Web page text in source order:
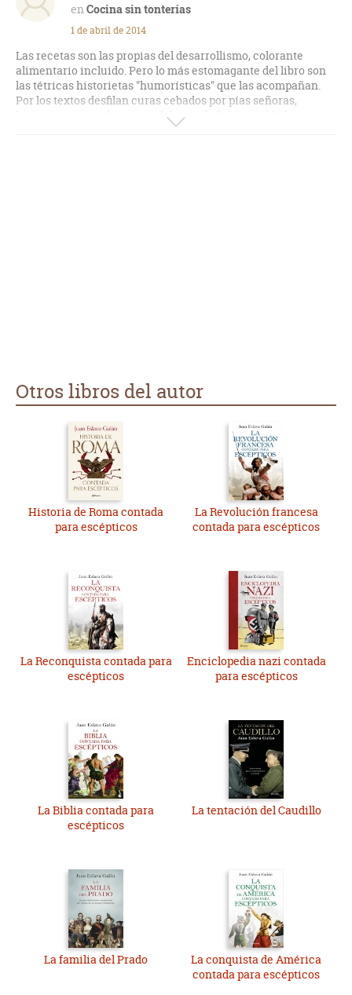
Cocina sin tonterías
1 de abril de 2014
Las recetas son las propias del desarrollismo, colorante
alimentario incluido. Pero lo más estomagante del libro son
las tétricas historietas "humorísticas" que las acompañan.
Por los textos desfilan curas cebados por pías señoras,
hispanistas que abominan del ajo y de la hispanidad, turistas
dipsómanos de sangría de chiringuito...Pero los que más
Otros libros del autor
Historia de Roma contada
para escépticos
La Revolución francesa
contada para escépticos
La Reconquista contada para
escépticos
Enciclopedia nazi contada
para escépticos
La Biblia contada para
escépticos
La tentación del Caudillo
La familia del Prado
La conquista de América
contada para escépticos